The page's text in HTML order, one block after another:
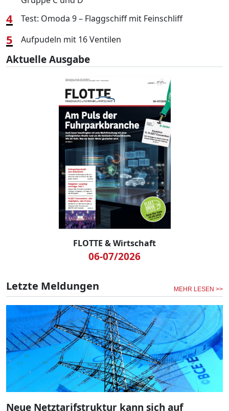
4 Test: Omoda 9 – Flaggschiff mit Feinschliff
5 Aufpudeln mit 16 Ventilen
Aktuelle Ausgabe
FLOTTE & Wirtschaft
06-07/2026
Letzte Meldungen MEHR LESEN >>
Neue Netztarifstruktur kann sich auf